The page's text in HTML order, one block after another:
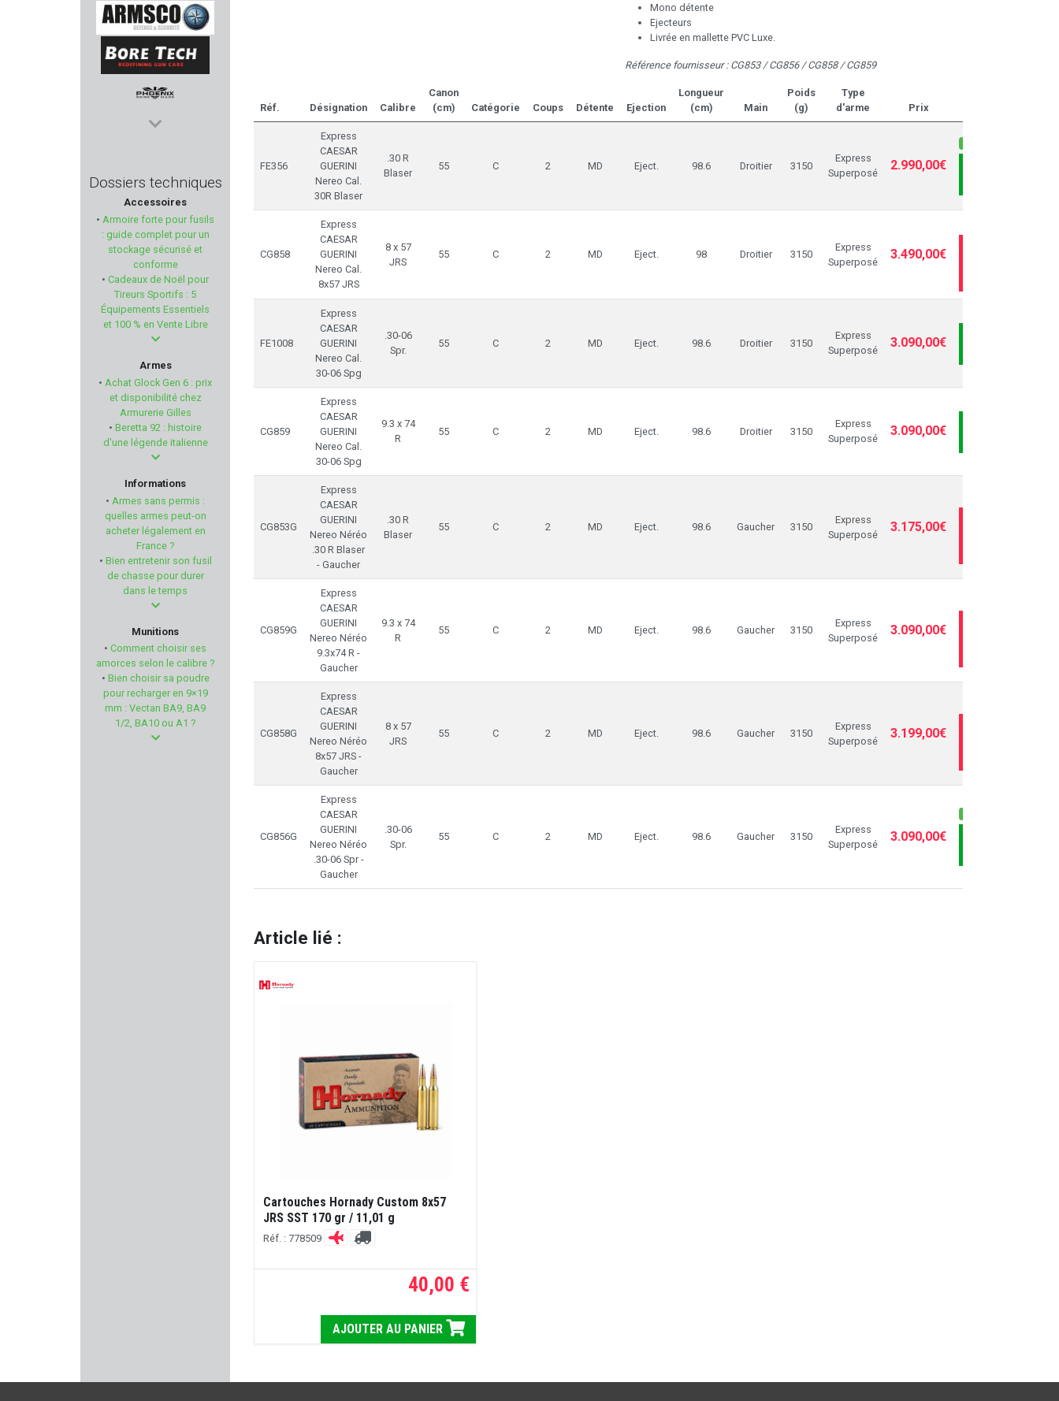
MECHANIX WEAR
ARMSCO
BORE TECH
PHOENIX SWISS MADE
SNOWPEAK
VOUZELAUD
QIANG YUAN
BRETTON GAUCHER
MOSSBERG
PPS
HKS
ALVIS
ACCU-SHOT
GOAT GUNS
GPA
BROWNELLS
Dossiers techniques
Accessoires
• Armoire forte pour fusils
: guide complet pour un
stockage sécurisé et
conforme
• Cadeaux de Noël pour
Tireurs Sportifs : 5
Équipements Essentiels
et 100 % en Vente Libre
Armes
• Achat Glock Gen 6 : prix
et disponibilité chez
Armurerie Gilles
• Beretta 92 : histoire
d'une légende italienne
Informations
• Armes sans permis :
quelles armes peut-on
acheter légalement en
France ?
• Bien entretenir son fusil
de chasse pour durer
dans le temps
Munitions
• Comment choisir ses
amorces selon le calibre ?
• Bien choisir sa poudre
pour recharger en 9×19
mm : Vectan BA9, BA9
1/2, BA10 ou A1 ?
Mono détente
Ejecteurs
Livrée en mallette PVC Luxe.
Référence fournisseur : CG853 / CG856 / CG858 / CG859
Réf. Désignation Calibre
Canon
(cm)
Catégorie Coups Détente Ejection
Longueur
(cm)
Main
Poids
(g)
Type
d'arme
Prix
FE356
Express
CAESAR
GUERINI
Nereo Cal.
30R Blaser
.30 R
Blaser
55 C 2 MD Eject. 98.6 Droitier 3150
Express
Superposé
2.990,00€
CG858
Express
CAESAR
GUERINI
Nereo Cal.
8x57 JRS
8 x 57
JRS
55 C 2 MD Eject. 98 Droitier 3150
Express
Superposé
3.490,00€
FE1008
Express
CAESAR
GUERINI
Nereo Cal.
30-06 Spg
.30-06
Spr.
55 C 2 MD Eject. 98.6 Droitier 3150
Express
Superposé
3.090,00€
CG859
Express
CAESAR
GUERINI
Nereo Cal.
30-06 Spg
9.3 x 74
R
55 C 2 MD Eject. 98.6 Droitier 3150
Express
Superposé
3.090,00€
CG853G
Express
CAESAR
GUERINI
Nereo Néréo
.30 R Blaser
- Gaucher
.30 R
Blaser
55 C 2 MD Eject. 98.6 Gaucher 3150
Express
Superposé
3.175,00€
CG859G
Express
CAESAR
GUERINI
Nereo Néréo
9.3x74 R -
Gaucher
9.3 x 74
R
55 C 2 MD Eject. 98.6 Gaucher 3150
Express
Superposé
3.090,00€
CG858G
Express
CAESAR
GUERINI
Nereo Néréo
8x57 JRS -
Gaucher
8 x 57
JRS
55 C 2 MD Eject. 98.6 Gaucher 3150
Express
Superposé
3.199,00€
CG856G
Express
CAESAR
GUERINI
Nereo Néréo
.30-06 Spr -
Gaucher
.30-06
Spr.
55 C 2 MD Eject. 98.6 Gaucher 3150
Express
Superposé
3.090,00€
Article lié :
Cartouches Hornady Custom 8x57
JRS SST 170 gr / 11,01 g
Réf. : 778509
40,00 €
AJOUTER AU PANIER